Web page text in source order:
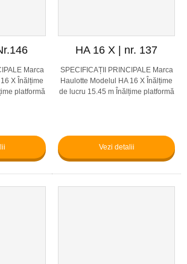
Marca
X Înălțime
platformă
HA 16 X | nr. 137
SPECIFICAȚII PRINCIPALE Marca
Haulotte Modelul HA 16 X Înălțime
de lucru 15.45 m Înălțime platformă
Vezi detalii